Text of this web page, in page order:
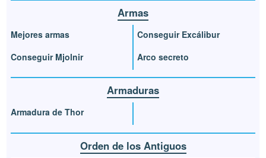
Armas
Mejores armas
Conseguir Mjolnir
Conseguir Excálibur
Arco secreto
Armaduras
Armadura de Thor
Orden de los Antiguos